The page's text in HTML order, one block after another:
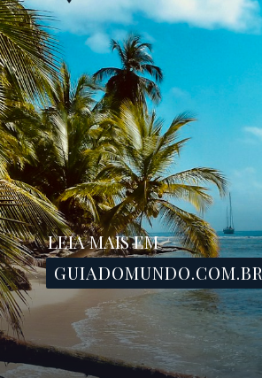
LEIA MAIS EM
GUIADOMUNDO.COM.BR